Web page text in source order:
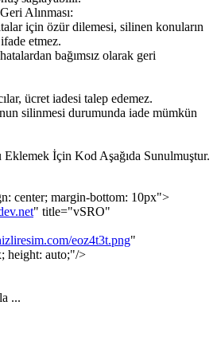
Alınması:
için özür dilemesi, silinen konuların
etmez.
bağımsız olarak geri
ücret iadesi talep edemez.
silinmesi durumunda iade mümkün
İçin Kod Aşağıda Sunulmuştur.
center; margin-bottom: 10px">
" title="vSRO"
eoz4t3t.png"
height: auto;"/>
...